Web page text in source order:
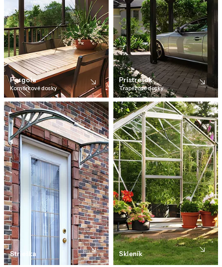
Pergola
Komôrkové dosky
Prístrešok
Trapézové dosky
Strieška Skleník